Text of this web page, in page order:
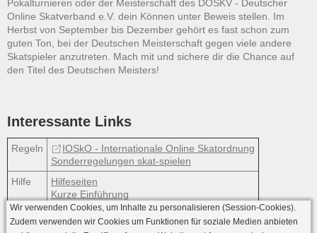
Pokalturnieren oder der Meisterschaft des DOSKV - Deutscher
Online Skatverband e.V. dein Können unter Beweis stellen. Im
Herbst von September bis Dezember gehört es fast schon zum
guten Ton, bei der Deutschen Meisterschaft gegen viele andere
Skatspieler anzutreten. Mach mit und sichere dir die Chance auf
den Titel des Deutschen Meisters!
Interessante Links
Regeln
IOSkO - Internationale Online Skatordnung
Sonderregelungen skat-spielen
Hilfe
Hilfeseiten
Kurze Einführung
Wir verwenden Cookies, um Inhalte zu personalisieren (Session-Cookies).
Zudem verwenden wir Cookies um Funktionen für soziale Medien anbieten